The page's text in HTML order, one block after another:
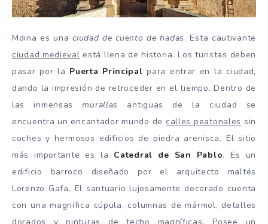
Mdina es unaciudad de cuento de hadas. Esta cautivante
ciudad medieval está llena de historia. Los turistas deben
pasar por la Puerta Principal para entrar en la ciudad,
dando la impresión de retroceder en el tiempo. Dentro de
las inmensasmurallas
antiguas de la ciudad se
encuentra un encantador mundo de calles peatonales sin
coches y hermosos edificios de piedra arenisca. El sitio
más importante es la Catedral de San Pablo. Es un
edificio barroco diseñado por el arquitecto maltés
Lorenzo Gafa. El santuario lujosamente decorado cuenta
con una magnífica cúpula, columnas de mármol, detalles